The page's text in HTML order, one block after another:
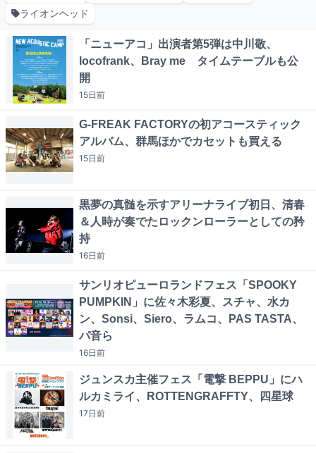
ライオンヘッド
「ニューアコ」出演者第5弾は中川敬、
locofrank、Bray me タイムテーブルも公
開
15日前
G-FREAK FACTORYの初アコースティック
アルバム、群馬ほかでカセットも買える
15日前
黒夢の真髄を示すアリーナライブ初日、清春
＆人時が奏でたロックンローラーとしての矜
持
16日前
サンリオピューロランドフェス「SPOOKY
PUMPKIN」に佐々木彩夏、スチャ、水カ
ン、Sonsi、Siero、ラムコ、PAS TASTA、
パ音ら
16日前
ジュンスカ主催フェス「電撃 BEPPU」にハ
ルカミライ、ROTTENGRAFFTY、四星球
17日前